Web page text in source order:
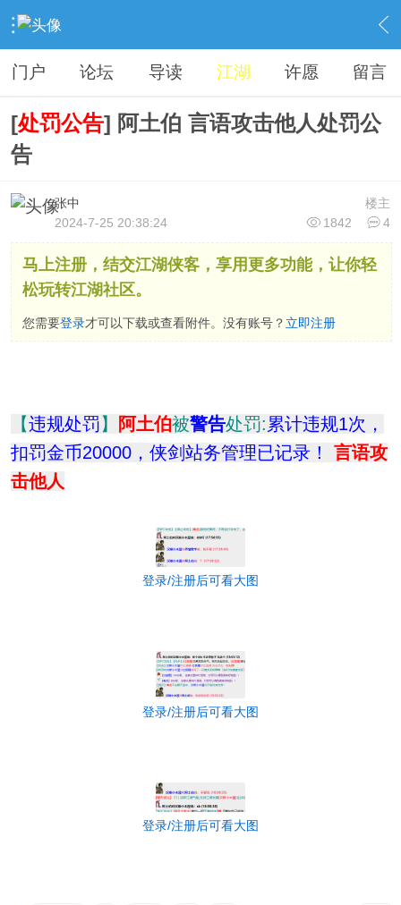
› 站务管理 › 江湖事务 › 内容
门户 论坛 导读 江湖 许愿 留言
[处罚公告] 阿土伯 言语攻击他人处罚公
告
楼主
张中
1842
4
2024-7-25 20:38:24
马上注册，结交江湖侠客，享用更多功能，让你轻
松玩转江湖社区。
您需要登录才可以下载或查看附件。没有账号？ 立即注册
【违规处罚】 阿土伯被警告处罚:累计违规1次，
扣罚金币20000，侠剑站务管理已记录！
言语攻
击他人
登录/注册后可看大图
登录/注册后可看大图
登录/注册后可看大图